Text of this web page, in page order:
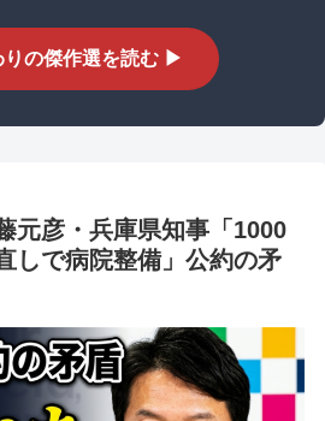
りの傑作選を読む ▶
元彦・兵庫県知事「1000
しで病院整備」公約の矛